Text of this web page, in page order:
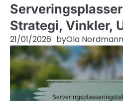
Strategi, Vinkler,
21/01/2026 byOla Nordmann